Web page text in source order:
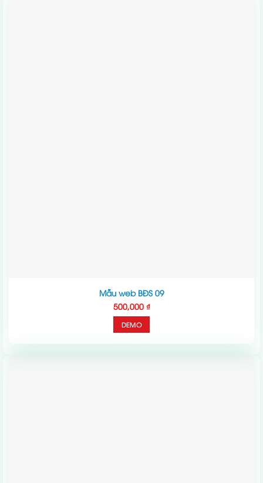
Mẫu web BĐS 09
500,000 ₫
DEMO